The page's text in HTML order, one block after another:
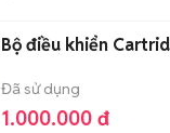
Bộ điều khiển
Đã sử dụng
1.000.000 đ